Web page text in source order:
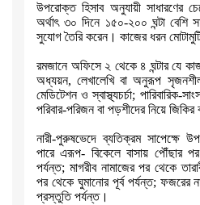
উপরোক্ত হিসাব অনুযায়ী সাধারণের
অর্থাৎ ৩০ দিনে ১৫০-২০০ ঘন্টা বেশি
সুযোগ তৈরি করেন। কাজের ধরন
রমজানে অফিসে ২ থেকে ৪ ঘন্টার যে
অধ্যয়ন,লেখালেখি বা অনুরূপ
মেডিটেশন ও স্বাস্থ্যচর্চা; পারিবারিক-
পরিবার-পরিজন বা পড়শীদের নিয়ে জিকির
নারী-পুরুষভেদে ব্যতিক্রম
পারে এরূপ- বিকেলে বাসায় পৌঁছার
পর্যন্ত; মাগরীব নামাজের পর থেকে
পর থেকে ঘুমানোর পূর্ব পর্যন্ত; ফজরের
প্রস্তুতি পর্যন্ত।